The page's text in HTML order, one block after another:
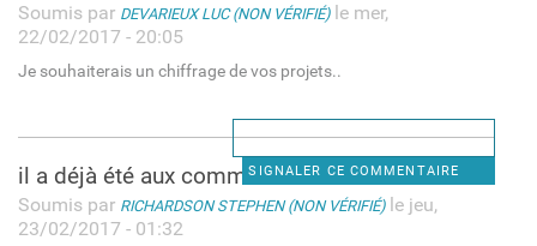
Soumis par DEVARIEUX LUC (NON VÉRIFIÉ)le mer,
22/02/2017 - 20:05
Je souhaiterais un chiffrage de vos projets..
SIGNALER CE COMMENTAIRE
il a déjà été aux commandes!!
Soumis par RICHARDSON STEPHEN (NON VÉRIFIÉ)le jeu,
23/02/2017 - 01:32